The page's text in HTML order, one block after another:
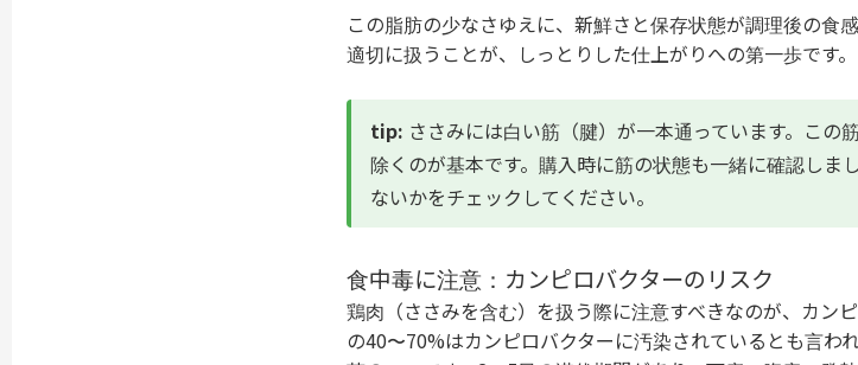
この脂肪の少なさゆえに、新鮮さと保存状態が調理後の食
適切に扱うことが、しっとりした仕上がりへの第一歩です。
tip: ささみには白い筋（腱）が一本通っています。この
除くのが基本です。購入時に筋の状態も一緒に確認しま
ないかをチェックしてください。
食中毒に注意：カンピロバクターのリスク
鶏肉（ささみを含む）を扱う際に注意すべきなのが、カン
の40〜70%はカンピロバクターに汚染されているとも言わ